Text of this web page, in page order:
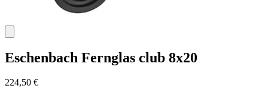
Eschenbach Fernglas club 8x20
224,50 €